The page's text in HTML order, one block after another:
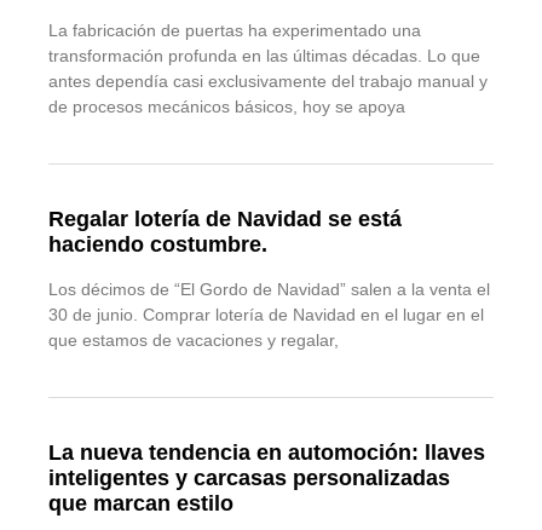
La fabricación de puertas ha experimentado una
transformación profunda en las últimas décadas. Lo que
antes dependía casi exclusivamente del trabajo manual y
de procesos mecánicos básicos, hoy se apoya
Regalar lotería de Navidad se está
haciendo costumbre.
Los décimos de “El Gordo de Navidad” salen a la venta el
30 de junio. Comprar lotería de Navidad en el lugar en el
que estamos de vacaciones y regalar,
La nueva tendencia en automoción: llaves
inteligentes y carcasas personalizadas
que marcan estilo